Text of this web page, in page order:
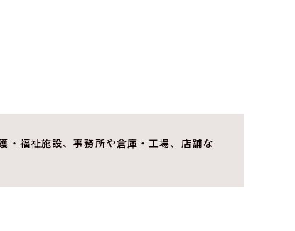
・福祉施設、事務所や倉庫・工場、店舗な